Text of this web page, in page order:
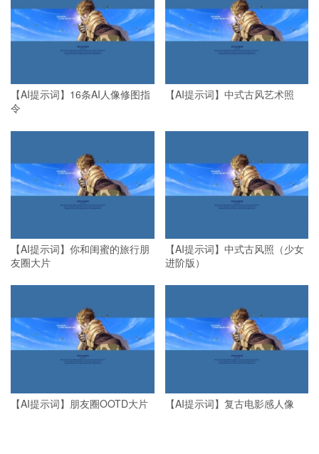
【AI提示词】16条AI人像修图指
令
【AI提示词】中式古风艺术照
【AI提示词】你和闺蜜的旅行朋
友圈大片
【AI提示词】中式古风照（少女
进阶版）
【AI提示词】朋友圈OOTD大片 【AI提示词】复古电影感人像